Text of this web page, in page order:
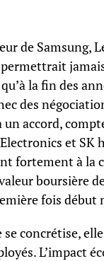
de Samsung,
permettrait
la fin des
des
un accord,
et
fortement à la
boursière
fois début
se concrétise,
L’impact